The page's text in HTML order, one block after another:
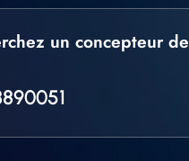
un concepteur de